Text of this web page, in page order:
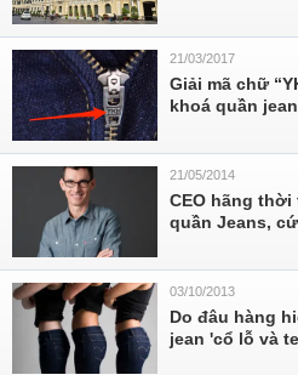
21/03/2017
Giải mã chữ
khoá quần jean
21/05/2014
CEO hãng thời
quần Jeans,
03/10/2013
Do đâu hàng
jean 'cổ lỗ và